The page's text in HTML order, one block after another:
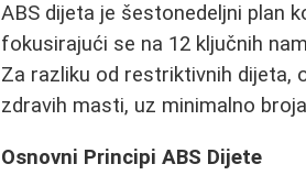
ABS dijeta je šestonedeljni plan
fokusirajući se na 12 ključnih
Za razliku od restriktivnih dijeta,
zdravih masti, uz minimalno
Osnovni Principi ABS Dijete